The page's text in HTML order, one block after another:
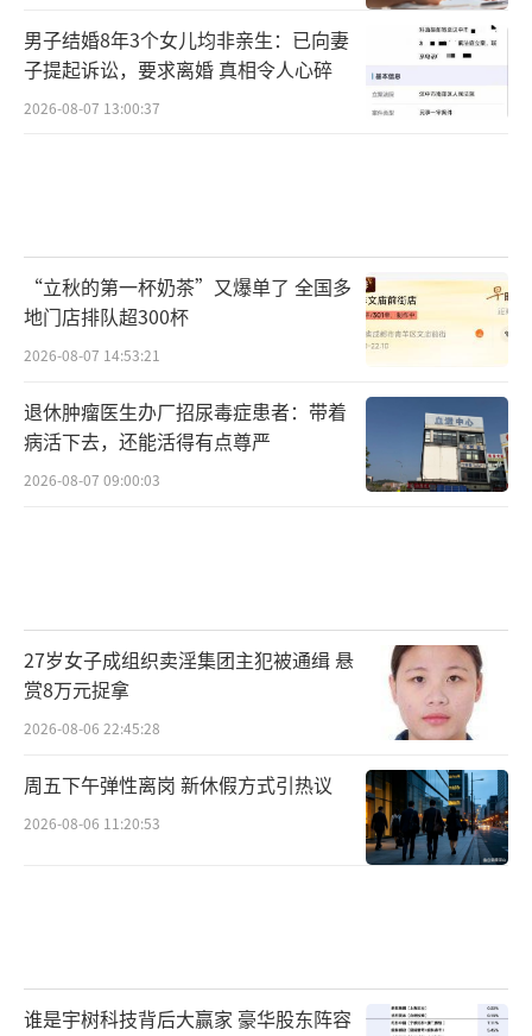
男子结婚8年3个女儿均非亲生：已向妻
子提起诉讼，要求离婚 真相令人心碎
2026-08-07 13:00:37
“立秋的第一杯奶茶”又爆单了 全国多
地门店排队超300杯
2026-08-07 14:53:21
退休肿瘤医生办厂招尿毒症患者：带着
病活下去，还能活得有点尊严
2026-08-07 09:00:03
27岁女子成组织卖淫集团主犯被通缉 悬
赏8万元捉拿
2026-08-06 22:45:28
周五下午弹性离岗 新休假方式引热议
2026-08-06 11:20:53
谁是宇树科技背后大赢家 豪华股东阵容